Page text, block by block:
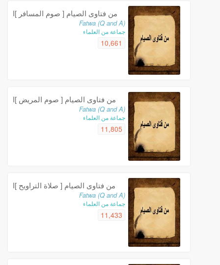
من فتاوى الصيام [ صوم المسافر ]ا
Fatwa (Q and A)
جماعة من العلماء
10,661
من فتاوى الصيام [ صوم المريض ]ا
Fatwa (Q and A)
جماعة من العلماء
11,805
من فتاوى الصيام [ صلاة التراويح ]ا
Fatwa (Q and A)
جماعة من العلماء
11,433